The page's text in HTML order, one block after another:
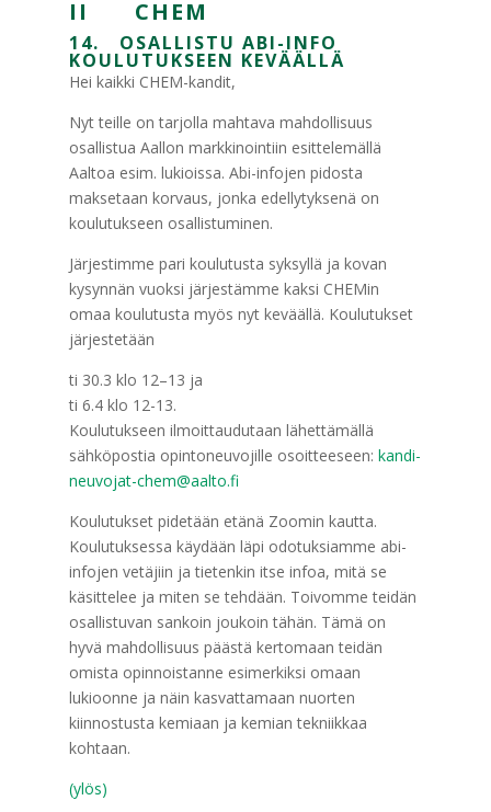
II CHEM
14. OSALLISTU ABI-INFO
KOULUTUKSEEN KEVÄÄLLÄ
Hei kaikki CHEM-kandit,
Nyt teille on tarjolla mahtava mahdollisuus
osallistua Aallon markkinointiin esittelemällä
Aaltoa esim. lukioissa. Abi-infojen pidosta
maksetaan korvaus, jonka edellytyksenä on
koulutukseen osallistuminen.
Järjestimme pari koulutusta syksyllä ja kovan
kysynnän vuoksi järjestämme kaksi CHEMin
omaa koulutusta myös nyt keväällä. Koulutukset
järjestetään
ti 30.3 klo 12–13 ja
ti 6.4 klo 12-13.
Koulutukseen ilmoittaudutaan lähettämällä
sähköpostia opintoneuvojille osoitteeseen: kandi-
neuvojat-chem@aalto.fi
Koulutukset pidetään etänä Zoomin kautta.
Koulutuksessa käydään läpi odotuksiamme abi-
infojen vetäjiin ja tietenkin itse infoa, mitä se
käsittelee ja miten se tehdään. Toivomme teidän
osallistuvan sankoin joukoin tähän. Tämä on
hyvä mahdollisuus päästä kertomaan teidän
omista opinnoistanne esimerkiksi omaan
lukioonne ja näin kasvattamaan nuorten
kiinnostusta kemiaan ja kemian tekniikkaa
kohtaan.
(ylös)